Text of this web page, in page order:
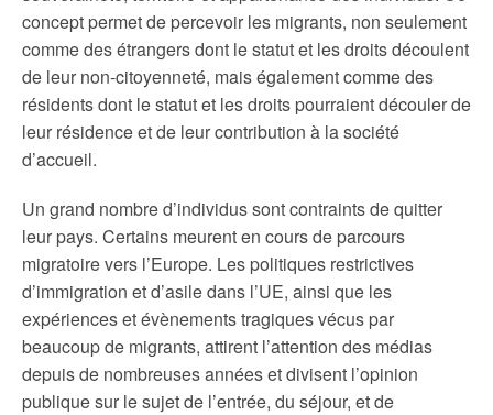
concept permet de percevoir les migrants, non seulement
comme des étrangers dont le statut et les droits découlent
de leur non-citoyenneté, mais également comme des
résidents dont le statut et les droits pourraient découler de
leur résidence et de leur contribution à la société
d’accueil.
Un grand nombre d’individus sont contraints de quitter
leur pays. Certains meurent en cours de parcours
migratoire vers l’Europe. Les politiques restrictives
d’immigration et d’asile dans l’UE, ainsi que les
expériences et évènements tragiques vécus par
beaucoup de migrants, attirent l’attention des médias
depuis de nombreuses années et divisent l’opinion
publique sur le sujet de l’entrée, du séjour, et de